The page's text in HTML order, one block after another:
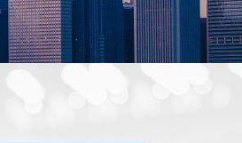
半导体分立器件IV、CV特性测试方案